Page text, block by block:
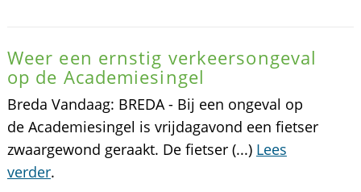
Weer een ernstig verkeersongeval
op de Academiesingel
Breda Vandaag: BREDA - Bij een ongeval op
de Academiesingel is vrijdagavond een fietser
zwaargewond geraakt. De fietser (...) Lees
verder.